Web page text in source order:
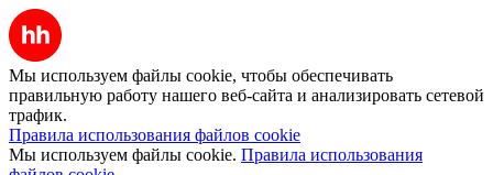
Мы используем файлы cookie, чтобы обеспечивать
правильную работу нашего веб-сайта и анализировать сетевой
трафик.
Правила использования файлов cookie
Мы используем файлы cookie. Правила использования